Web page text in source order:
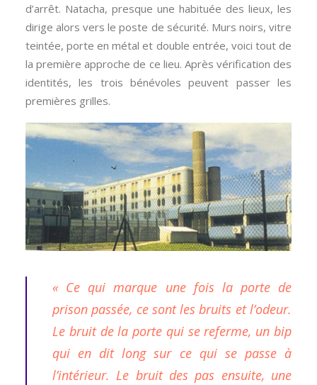
d’arrêt. Natacha, presque une habituée des lieux, les
dirige alors vers le poste de sécurité. Murs noirs, vitre
teintée, porte en métal et double entrée, voici tout de
la première approche de ce lieu. Après vérification des
identités, les trois bénévoles peuvent passer les
premières grilles.
« Ce qui marque une fois la porte de
prison passée, ce sont les bruits et l’odeur.
Le bruit de la porte qui se referme, un bip
qui en dit long sur ce qui se passe à
l’intérieur. Le bruit des pas ensuite, une